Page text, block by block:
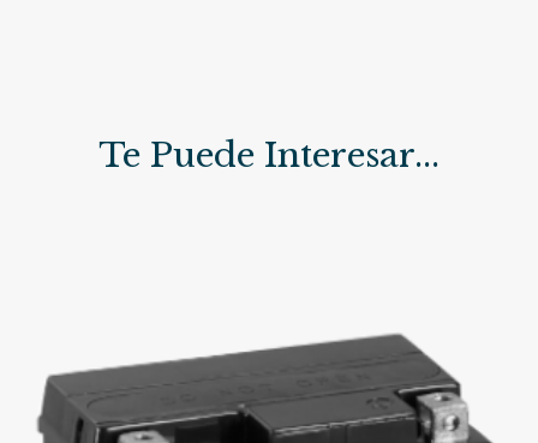
Te Puede Interesar...